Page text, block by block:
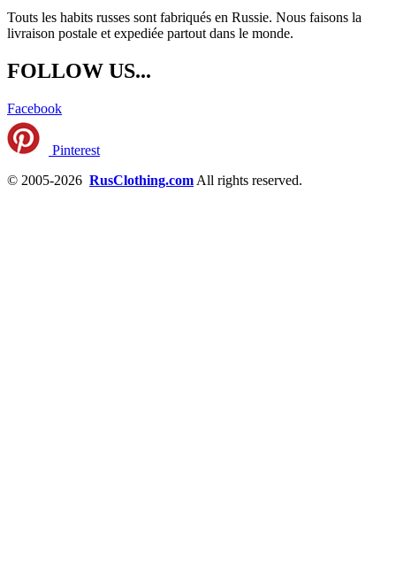
Touts les habits russes sont fabriqués en Russie. Nous faisons la
livraison postale et expediée partout dans le monde.
FOLLOW US...
Facebook
Pinterest
© 2005-2026 RusClothing.com All rights reserved.